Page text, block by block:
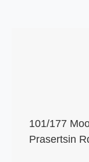
101/177
Prasertsin